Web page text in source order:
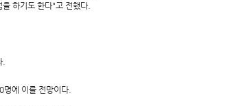
하기도 한다"고 전했다.
에 이를 전망이다.